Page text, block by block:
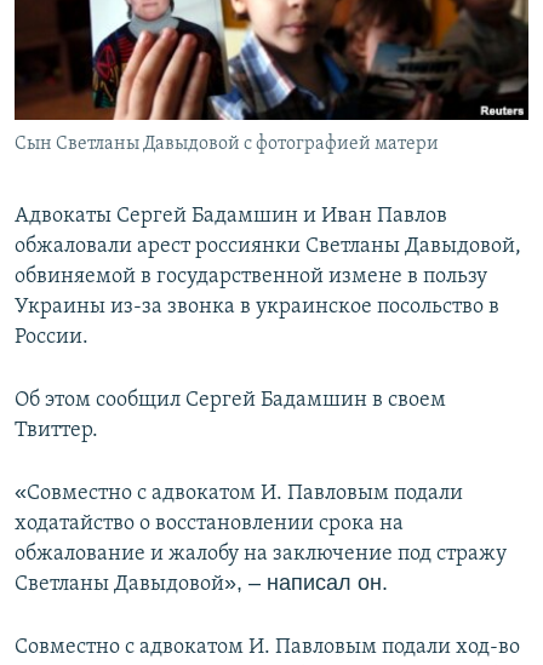
ПОБЕДИТЕЛЕЙ НЕ СУДЯТ?
КРЫМ.НЕПОКОРЕННЫЙ
УКРАИНСКАЯ ПРОБЛЕМА КРЫМА
ПРИСОЕДИНЯЙТЕСЬ!
Сын Светланы Давыдовой с фотографией матери
Адвокаты Сергей Бадамшин и Иван Павлов
обжаловали арест россиянки Светланы Давыдовой,
обвиняемой в государственной измене в пользу
Украины из-за звонка в украинское посольство в
России.
Об этом сообщил Сергей Бадамшин в своем
Твиттер.
«Совместно с адвокатом И. Павловым подали
ходатайство о восстановлении срока на
обжалование и жалобу на заключение под стражу
Светланы Давыдовой», – написал он.
Совместно с адвокатом И. Павловым подали ход-во